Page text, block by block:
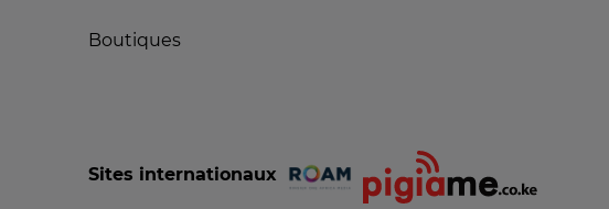
Boutiques
Sites internationaux